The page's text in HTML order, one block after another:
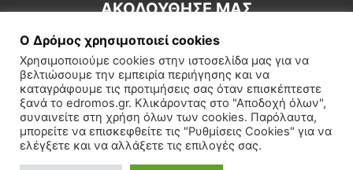
ΑΚΟΛΟΥΘΗΣΕ ΜΑΣ
Εγγραφή συνδρομητή Πολιτική Διεθνή Κοινωνία
Πολιτισμός Αφιερώματα
Ο Δρόμος χρησιμοποιεί cookies
Χρησιμοποιούμε cookies στην ιστοσελίδα μας για να
βελτιώσουμε την εμπειρία περιήγησης και να
καταγράφουμε τις προτιμήσεις σας όταν επισκέπτεστε
ξανά το edromos.gr. Κλικάροντας στο "Αποδοχή όλων",
συναινείτε στη χρήση όλων των cookies. Παρόλαυτα,
μπορείτε να επισκεφθείτε τις "Ρυθμίσεις Cookies" για να
ελέγξετε και να αλλάξετε τις επιλογές σας.